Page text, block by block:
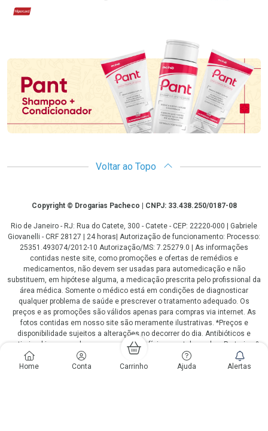
Home Conta Carrinho Ajuda Alertas
Hipercard
Voltar ao Topo
CopyrightCopyright © Drogarias Pacheco | CNPJ: 33.438.250/0187-08
Rio de Janeiro - RJ: Rua do Catete, 300 - Catete - CEP: 22220-000 | Gabriele
Giovanelli - CRF 28127 | 24 horas| Autorização de funcionamento: Processo:
25351.493074/2012-10 Autorização/MS: 7.25279.0 | As informações
contidas neste site, como promoções e ofertas de remédios e
medicamentos, não devem ser usadas para automedicação e não
substituem, em hipótese alguma, a medicação prescrita pelo profissional da
área médica. Somente o médico está em condições de diagnosticar
qualquer problema de saúde e prescrever o tratamento adequado. Os
preços e as promoções são válidos apenas para compras via internet. As
fotos contidas em nosso site são meramente ilustrativas. *Preços e
disponibilidade sujeitos a alterações no decorrer do dia. Antibióticos e
antimicrobianos vendas apenas em lojas físicas ou televendas. Portaria nº
344 - 01/02/1999 - Ministério da Saúde. Horário de funcionamento Central
de Vendas e Atendimento ao Cliente 4020 4404 ou 0800 282 10 10 de